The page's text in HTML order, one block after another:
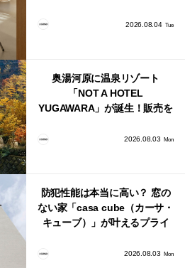
2026.08.04 Tue
奥湯河原に温泉リゾート
「NOT A HOTEL
YUGAWARA」が誕生！販売を
2026.08.03 Mon
防犯性能は本当に高い？ 窓の
ない家「casa cube（カーサ・
キューブ）」が叶えるプライ
2026.08.03 Mon